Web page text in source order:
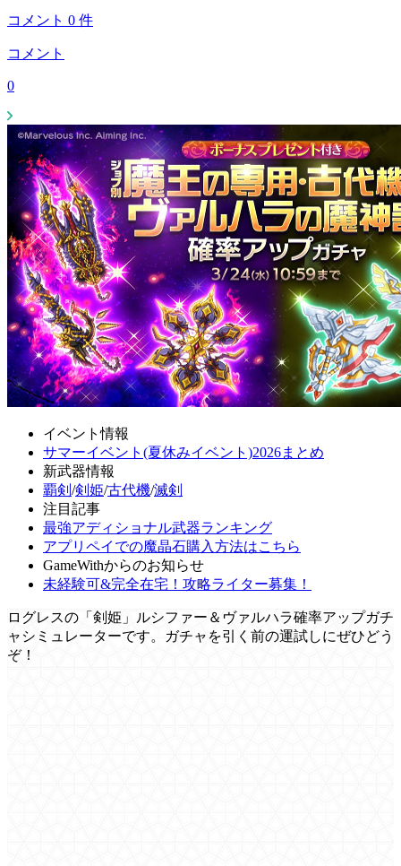
コメント 0 件
コメント
0
イベント情報
サマーイベント(夏休みイベント)2026まとめ
新武器情報
覇剣 /剣姫/古代機/滅剣
注目記事
最強アディショナル武器ランキング
アプリペイでの魔晶石購入方法はこちら
GameWithからのお知らせ
未経験可&完全在宅！攻略ライター募集！
ログレスの「剣姫」ルシファー＆ヴァルハラ確率アップガチ
ャシミュレーターです。ガチャを引く前の運試しにぜひどう
ぞ！